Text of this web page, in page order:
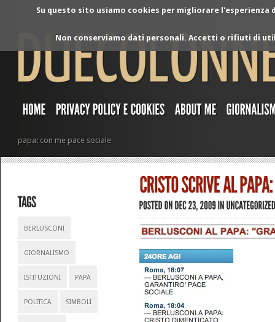
Su questo sito usiamo cookies per migliorare
Non conserviamo dati personali. Accetti o rifiuti di
papa: con me pace sociale
BERLUSCONI
GIORNALISMO
ISTITUZIONI PAPA
POLITICA SIMBOLI